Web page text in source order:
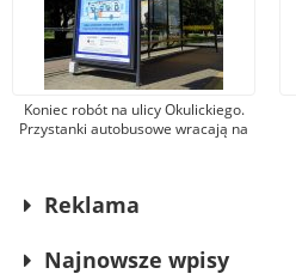
Koniec robót na ulicy Okulickiego.
Przystanki autobusowe wracają na
Reklama
Najnowsze wpisy